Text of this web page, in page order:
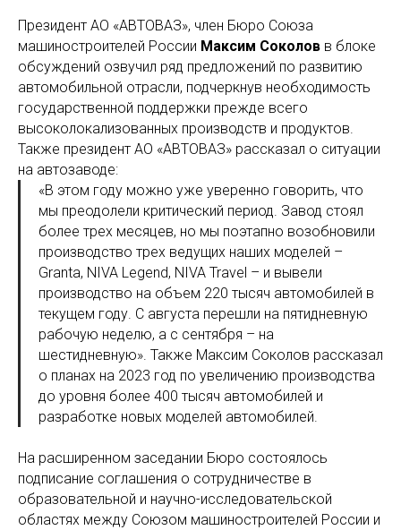
Президент АО «АВТОВАЗ», член Бюро Союза
машиностроителей России Максим Соколов в блоке
обсуждений озвучил ряд предложений по развитию
автомобильной отрасли, подчеркнув необходимость
государственной поддержки прежде всего
высоколокализованных производств и продуктов.
Также президент АО «АВТОВАЗ» рассказал о ситуации
на автозаводе:
«В этом году можно уже уверенно говорить, что
мы преодолели критический период. Завод стоял
более трех месяцев, но мы поэтапно возобновили
производство трех ведущих наших моделей –
Granta, NIVA Legend, NIVA Travel – и вывели
производство на объем 220 тысяч автомобилей в
текущем году. С августа перешли на пятидневную
рабочую неделю, а с сентября – на
шестидневную». Также Максим Соколов рассказал
о планах на 2023 год по увеличению производства
до уровня более 400 тысяч автомобилей и
разработке новых моделей автомобилей.
На расширенном заседании Бюро состоялось
подписание соглашения о сотрудничестве в
образовательной и научно-исследовательской
областях между Союзом машиностроителей России и